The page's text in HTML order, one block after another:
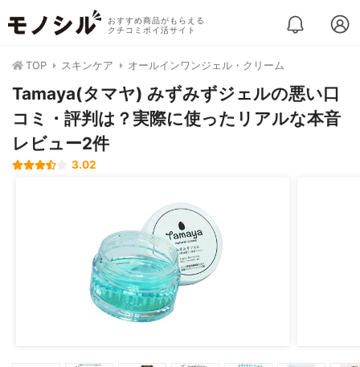
おすすめ商品がもらえる
クチコミポイ活サイト
TOP スキンケア オールインワンジェル・クリーム
Tamaya(タマヤ) みずみずジェルの悪い口
コミ・評判は？実際に使ったリアルな本音
レビュー2件
3.02